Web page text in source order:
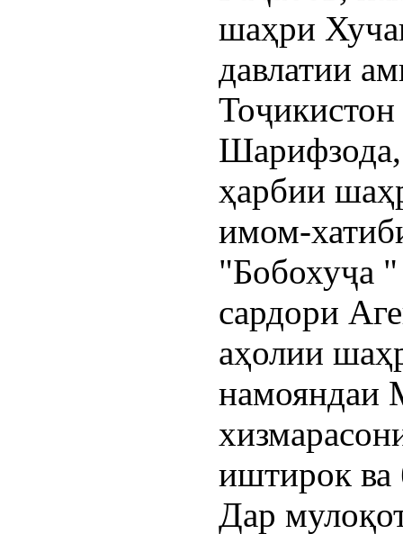
шаҳри
давлатии
ҳарбии
имом-
"Бобохуҷа
сардори
аҳолии
намояндаи
иштирок ва
Дар